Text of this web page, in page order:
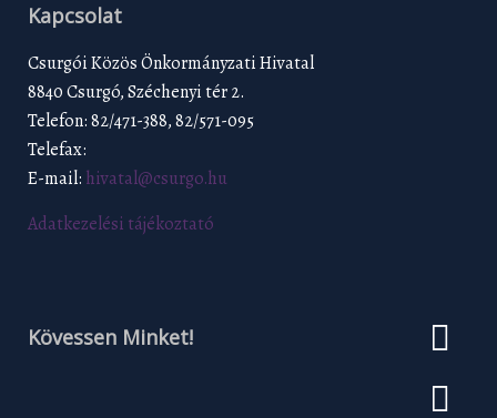
Kapcsolat
Csurgói Közös Önkormányzati Hivatal
8840 Csurgó, Széchenyi tér 2.
Telefon: 82/471-388, 82/571-095
Telefax:
E-mail: hivatal@csurgo.hu
Adatkezelési tájékoztató
Kövessen Minket!